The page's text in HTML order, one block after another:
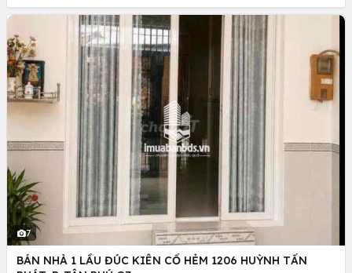
7
BÁN NHÀ 1 LẦU ĐÚC KIÊN CỐ HẺM 1206 HUỲNH TẤN